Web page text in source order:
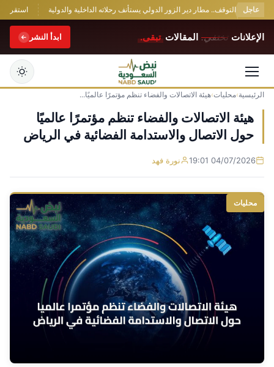
عاجل استقرار
الإعلانات تختفي. المقالات تبقى. ابدأ النشر
التجاوز
إلى
المحتوى
الرئيسية›محليات›هيئة الاتصالات والفضاء تنظم مؤتمرًا عالميًا...
هيئة الاتصالات والفضاء تنظم مؤتمرًا عالميًا
حول الاتصال والاستدامة الفضائية في الرياض
04/07/2026 19:01 نورة فهد
محليات